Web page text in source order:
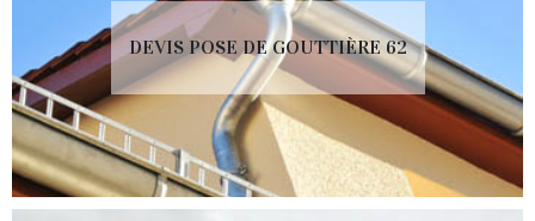
DEVIS POSE DE GOUTTIÈRE 62